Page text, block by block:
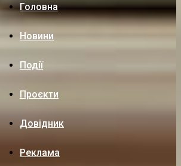
Головна
Новини
Події
Проєкти
Довідник
Реклама